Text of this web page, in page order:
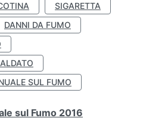
SIGARETTA
DANNI DA FUMO
SUL FUMO
sul Fumo 2016